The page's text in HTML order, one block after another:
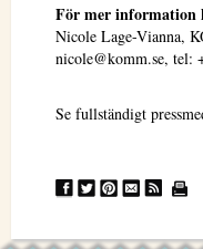
För mer information
Nicole Lage-Vianna,
nicole@komm.se, tel:
Se fullständigt